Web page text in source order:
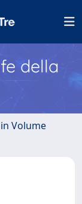
della
Volume